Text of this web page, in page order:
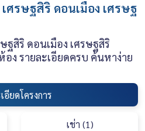
ศรษฐสิริ ดอนเมือง เศรษฐ
ฐสิริ ดอนเมือง เศรษฐสิริ
ง รายละเอียดครบ ค้นหาง่าย
อียดโครงการ
เช่า (1)